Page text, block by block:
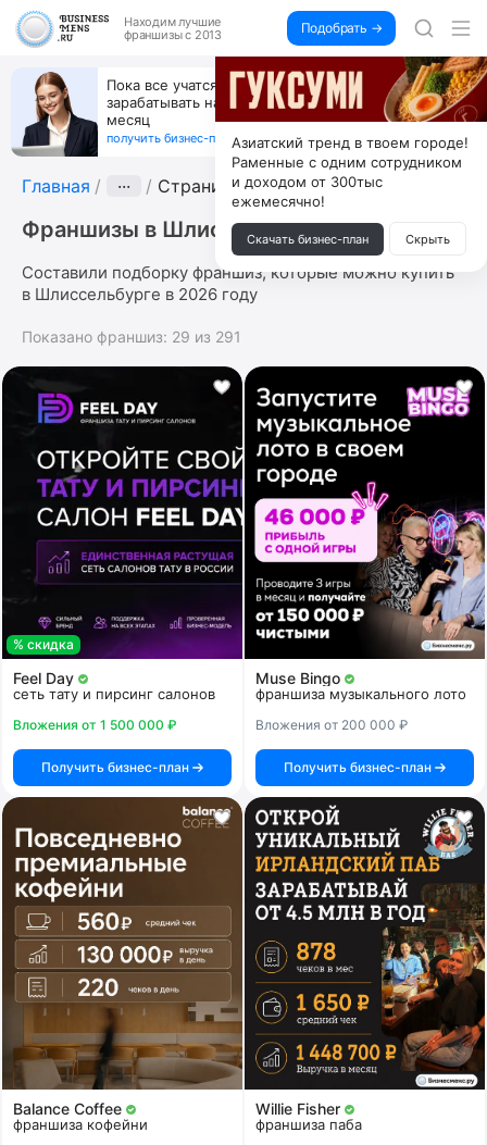
Находим лучшие
франшизы с 2013
Подобрать →
Пока все учатся пользоваться ИИ, вы можете
зарабатывать на их обучении по 500 тыс. каждый
месяц
получить бизнес-план ↓
Главная ··· Страница 9
Франшизы в Шлиссельбурге
Составили подборку франшиз, которые можно купить
в Шлиссельбурге в 2026 году
Показано франшиз: 29 из 291
% скидка
Feel Day
сеть тату и пирсинг салонов
Вложения от 1 500 000 ₽
Получить бизнес-план
Muse Bingo
франшиза музыкального лото
Вложения от 200 000 ₽
Получить бизнес-план
Balance Coffee
франшиза кофейни
Willie Fisher
франшиза паба
Азиатский тренд в твоем городе!
Раменные с одним сотрудником
и доходом от 300тыс
ежемесячно!
Скачать бизнес-план Скрыть